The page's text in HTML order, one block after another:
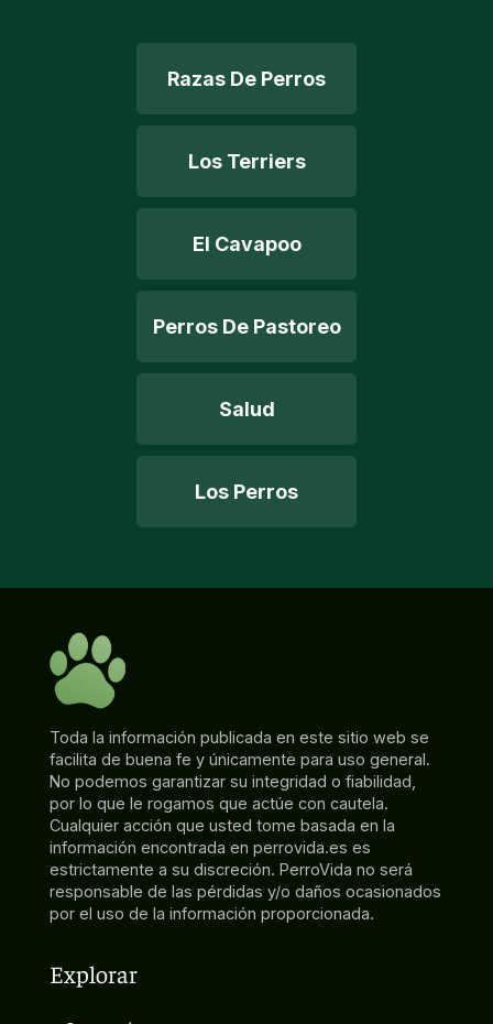
Razas De Perros
Los Terriers
El Cavapoo
Perros De Pastoreo
Salud
Los Perros
Toda la información publicada en este sitio web se
facilita de buena fe y únicamente para uso general.
No podemos garantizar su integridad o fiabilidad,
por lo que le rogamos que actúe con cautela.
Cualquier acción que usted tome basada en la
información encontrada en perrovida.es es
estrictamente a su discreción. PerroVida no será
responsable de las pérdidas y/o daños ocasionados
por el uso de la información proporcionada.
Explorar